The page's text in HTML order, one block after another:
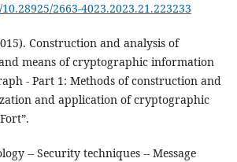
2663-4023.2023.21.223233
Construction and analysis of
means of cryptographic information
- Part 1: Methods of construction and
and application of cryptographic
-- Security techniques -- Message